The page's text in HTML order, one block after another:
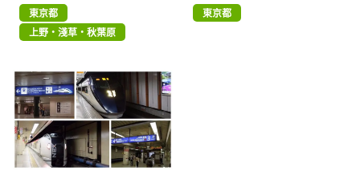
東京都
上野・淺草・秋葉原
東京都